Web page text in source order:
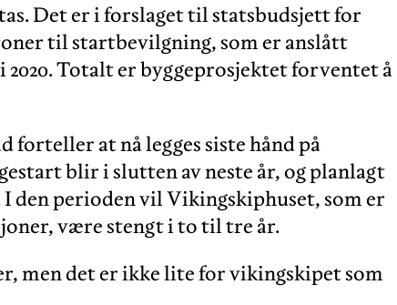
Det er i forslaget til statsbudsjett for
til startbevilgning, som er anslått
Totalt er byggeprosjektet forventet å
at nå legges siste hånd på
blir i slutten av neste år, og planlagt
I den perioden vil Vikingskiphuset, som er
være stengt i to til tre år.
men det er ikke lite for vikingskipet som